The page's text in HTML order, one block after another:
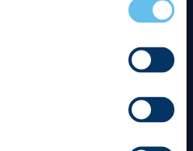
Je kunt je toestemming
pagina.